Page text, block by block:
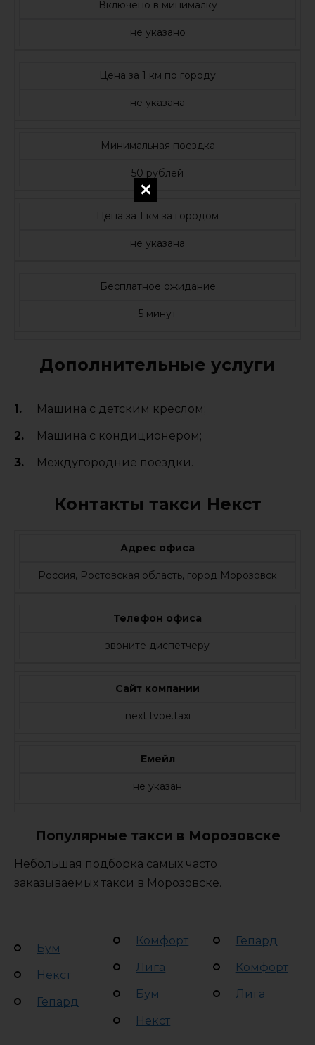
Включено в минималку
не указано
Цена за 1 км по городу
не указана
Минимальная поездка
50 рублей
Цена за 1 км за городом
не указана
Бесплатное ожидание
5 минут
Дополнительные услуги
Машина с детским креслом;
Машина с кондиционером;
Междугородние поездки.
Контакты такси Некст
Адрес офиса
Россия, Ростовская область, город Морозовск
Телефон офиса
звоните диспетчеру
Сайт компании
next.tvoe.taxi
Емейл
не указан
Популярные такси в Морозовске
Небольшая подборка самых часто
заказываемых такси в Морозовске.
Бум
Некст
Гепард
Комфорт
Лига
Бум
Некст
Гепард
Комфорт
Лига